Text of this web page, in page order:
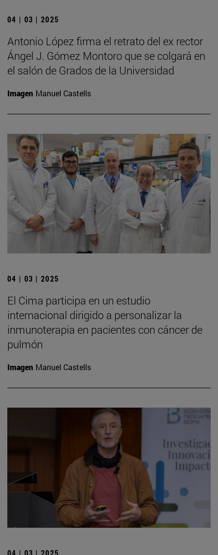
04 | 03 | 2025
Antonio López firma el retrato del ex rector
Ángel J. Gómez Montoro que se colgará en
el salón de Grados de la Universidad
Imagen Manuel Castells
04 | 03 | 2025
El Cima participa en un estudio
internacional dirigido a personalizar la
inmunoterapia en pacientes con cáncer de
pulmón
Imagen Manuel Castells
04 | 03 | 2025